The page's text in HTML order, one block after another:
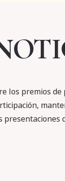
los premios de
presentaciones